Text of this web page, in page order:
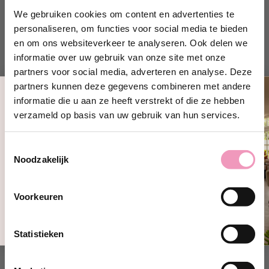
We gebruiken cookies om content en advertenties te
personaliseren, om functies voor social media te bieden
en om ons websiteverkeer te analyseren. Ook delen we
informatie over uw gebruik van onze site met onze
partners voor social media, adverteren en analyse. Deze
partners kunnen deze gegevens combineren met andere
informatie die u aan ze heeft verstrekt of die ze hebben
verzameld op basis van uw gebruik van hun services.
Noodzakelijk
Voorkeuren
Statistieken
Hoe lang blijf je de geurkaarten
ruiken?
Je kunt ongeveer 8-12 weken genieten van de geur.
Daarna is het mogelijk om de kaart opfrissen door deze
op te wrijven met druppeltje Wasparfum.
Haal de kaart uit het beschermende zakje en plaats deze
in lades, kleerkasten, schoenenrekken, tassen, koffers,
enz. Het parfum omhult alles van binnen en geeft lang
een aangenaam fris en schoon gevoel.
De kaartjes zijn direct in de lades te plaatsen. Of hang ze
Ontvang 10% korting!
jouw@e-mailadres.com
Ja, ik wil 10% korting!